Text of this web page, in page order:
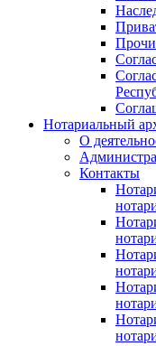
Нотариальный
О
Контакты